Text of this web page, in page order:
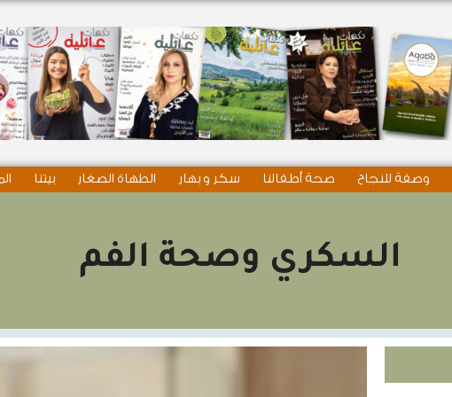
وصفة للنجاح صحة أطفالنا سكر و بهار الطهاة الصغار بيتنا
السكري وصحة الفم